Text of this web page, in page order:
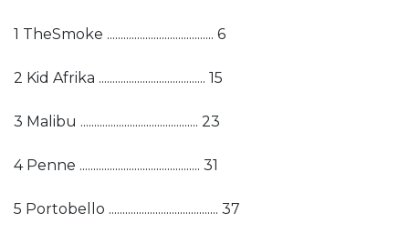
1 TheSmoke ....................................... 6
2 Kid Afrika ....................................... 15
3 Malibu ........................................... 23
4 Penne ............................................ 31
5 Portobello ........................................ 37